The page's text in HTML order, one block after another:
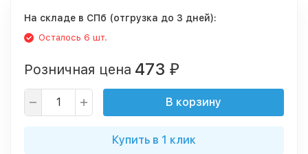
На складе в СПб (отгрузка до 3 дней):
Осталось 6 шт.
Розничная цена 473 ₽
В корзину
Купить в 1 клик